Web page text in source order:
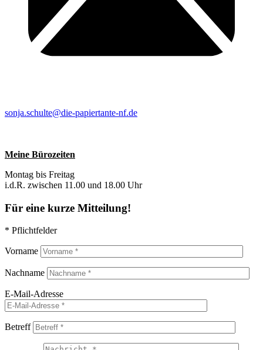
sonja.schulte@die-papiertante-nf.de
Meine Bürozeiten
Montag bis Freitag
i.d.R. zwischen 11.00 und 18.00 Uhr
Für eine kurze Mitteilung!
* Pflichtfelder
Vorname
Nachname
E-Mail-Adresse
Betreff